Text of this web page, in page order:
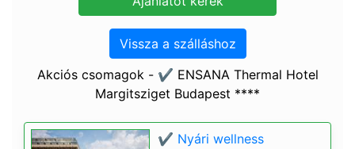
Vissza a szálláshoz
Akciós csomagok - ✔️ ENSANA Thermal Hotel
Margitsziget Budapest ****
✔️ Nyári wellness